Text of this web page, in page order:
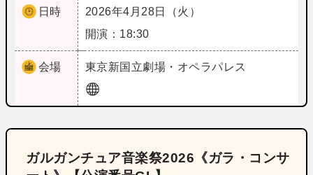
日時
2026年4月28日（火）
開演：18:30
会場 東京新国立劇場・オペラパレス
ガルガンチュア音楽祭2026《ガラ・コンサ